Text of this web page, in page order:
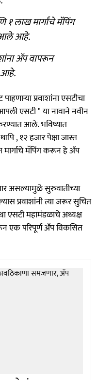
लाख मार्गांचे मॅपिंग
आले आहे.
ॲप वापरून
आहे.
प्रवाशांना एसटीचा
एसटी " या नावाने नवीन
आले. भविष्यात
, १२ हजार पेक्षा जास्त
मार्गाचे मॅपिंग करून हे ॲप
असल्यामुळे सुरुवातीच्या
प्रवाशांनी त्या जरूर सुचित
एसटी महामंडळाचे अध्यक्ष
एक परिपूर्ण ॲप विकसित